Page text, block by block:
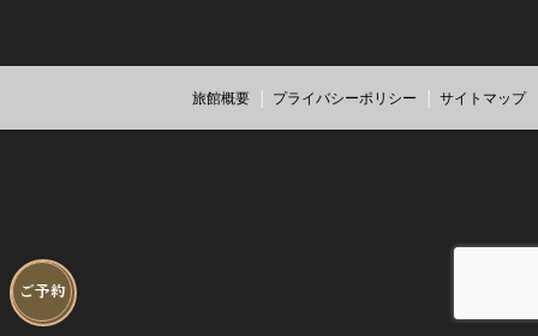
ご予約
旅館概要 プライバシーポリシー サイトマップ